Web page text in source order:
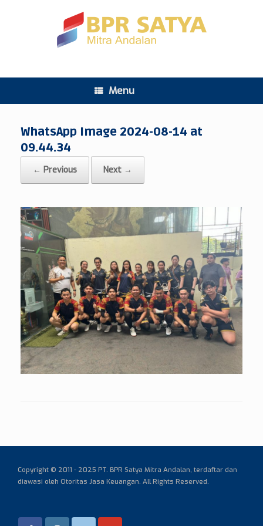
Menu
WhatsApp Image 2024-08-14 at
09.44.34
← Previous Next →
Copyright © 2011 - 2025 PT. BPR Satya Mitra Andalan, terdaftar dan
diawasi oleh Otoritas Jasa Keuangan. All Rights Reserved.